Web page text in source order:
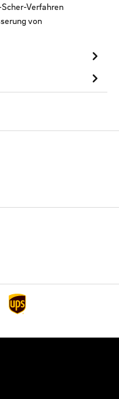
Verfahren
von